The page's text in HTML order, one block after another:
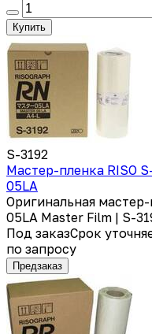
Купить
S-3192
Мастер-пленка RISO
05LA
Оригинальная
05LA Master Film | S-
Под заказСрок
по запросу
Предзаказ